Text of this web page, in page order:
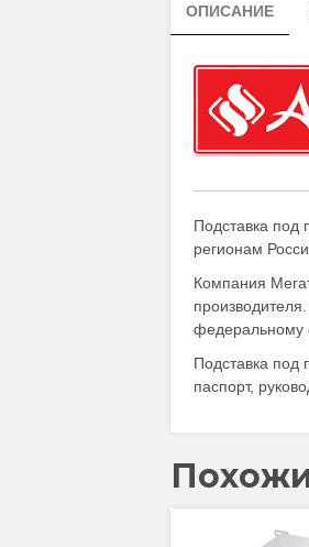
ОПИСАНИЕ
Подставка под
регионам
Компания
федеральному
Подставка под
паспорт,